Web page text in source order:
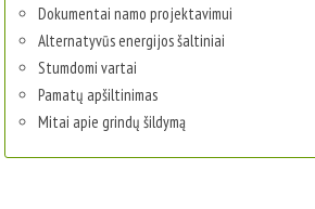
Dokumentai namo projektavimui
Alternatyvūs energijos šaltiniai
Stumdomi vartai
Pamatų apšiltinimas
Mitai apie grindų šildymą